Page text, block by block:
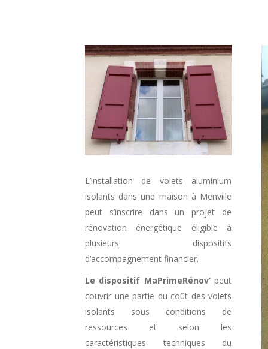
L’installation de volets aluminium
isolants dans une maison à Menville
peut s’inscrire dans un projet de
rénovation énergétique éligible à
plusieurs dispositifs
d’accompagnement financier.
Le dispositif MaPrimeRénov’peut
couvrir une partie du coût des volets
isolants sous conditions de
ressources et selon les
caractéristiques techniques du